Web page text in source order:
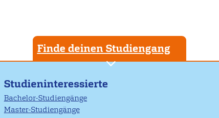
Finde deinen Studiengang
Studieninteressierte
Bachelor-Studiengänge
Master-Studiengänge